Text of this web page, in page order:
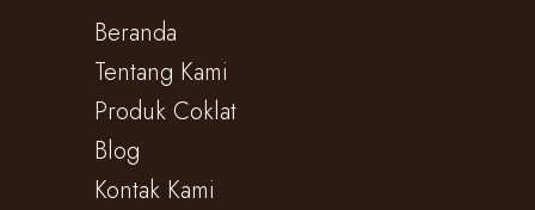
Beranda
Tentang Kami
Produk Coklat
Blog
Kontak Kami